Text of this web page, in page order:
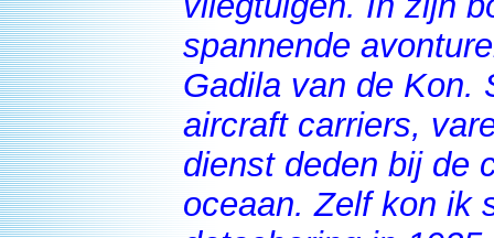
spannende
Gadila van de Kon.
aircraft carriers,
dienst deden bij de
oceaan. Zelf kon ik